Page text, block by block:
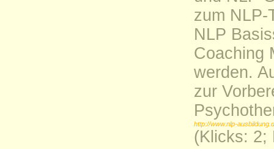
zum NLP-
NLP
Coaching
werden.
zur
http://www.nlp-
(Klicks: 2;